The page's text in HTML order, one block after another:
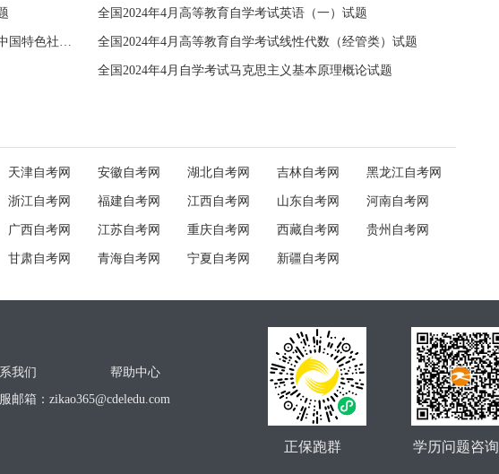
全国2024年4月高等教育自学考试英语（一）试题
全国2024年4月高等教育自学考试毛泽东思想和中国特色社会主义理论体系概论试题 全国2024年4月高等教育自学考试线性代数（经管类）试题
全国2024年4月自学考试马克思主义基本原理概论试题
天津自考网 安徽自考网 湖北自考网 吉林自考网 黑龙江自考网
浙江自考网 福建自考网 江西自考网 山东自考网 河南自考网
广西自考网 江苏自考网 重庆自考网 西藏自考网 贵州自考网
甘肃自考网 青海自考网 宁夏自考网 新疆自考网
我们
帮助中心
邮箱： zikao365@cdeledu.com
学历问题咨询
正保跑群